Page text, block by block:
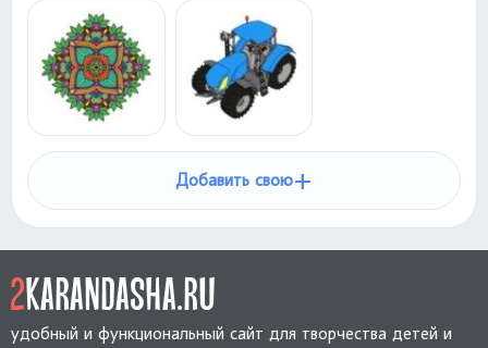
Добавить свою+
удобный и функциональный сайт для творчества детей и